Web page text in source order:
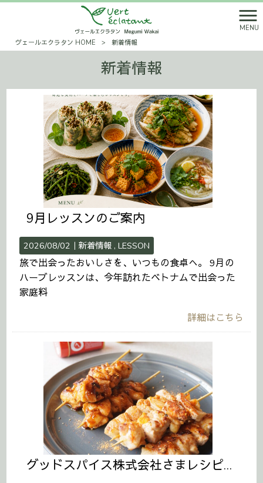
MENU
ヴェールエクラタン HOME
> 新着情報
新着情報
9月レッスンのご案内
2026/08/02｜新着情報 LESSON
旅で出会ったおいしさを、いつもの食卓へ。 9月の
ハーブレッスンは、今年訪れたベトナムで出会った
家庭料
詳細はこちら
グッドスパイス株式会社さまレシピ開発